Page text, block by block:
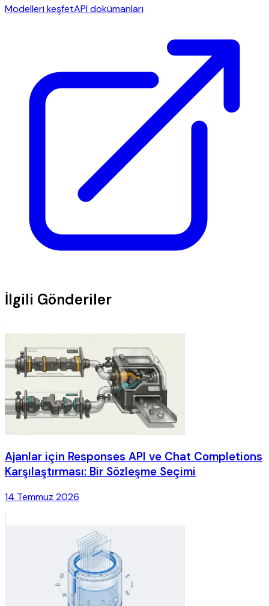
Modelleri keşfetAPI dokümanları
İlgili Gönderiler
Ajanlar için Responses API ve Chat Completions
Karşılaştırması: Bir Sözleşme Seçimi
14 Temmuz 2026